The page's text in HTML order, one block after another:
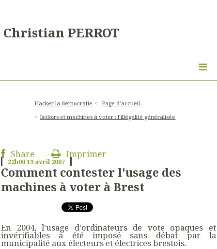
Christian PERROT
Hacker la démocratie
Page d'accueil
Isoloirs et machines à voter : l'illégalité généralisée
Share Imprimer
22h0019 avril 2007
Comment contester l'usage des
machines à voter à Brest
En 2004, l'usage d'ordinateurs de vote opaques et
invérifiables a été imposé sans débat par la
municipalité aux électeurs et électrices brestois.